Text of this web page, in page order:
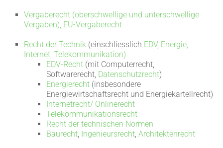
Vergaberecht (oberschwellige und unterschwellige
Vergaben), EU-Vergaberecht
Recht der Technik (einschliesslich EDV, Energie,
Internet, Telekommunikation)
EDV-Recht (mit Computerrecht,
Softwarerecht, Datenschutzrecht)
Energierecht (insbesondere
Energiewirtschaftsrecht und Energiekartellrecht)
Internetrecht/ Onlinerecht
Telekommunikationsrecht
Recht der technischen Normen
Baurecht Ingenieursrecht ,Architektenrecht